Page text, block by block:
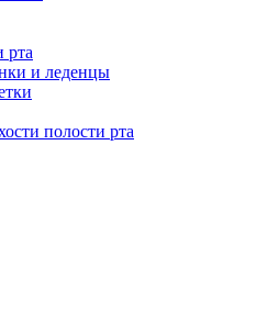
рта
и леденцы
полости рта